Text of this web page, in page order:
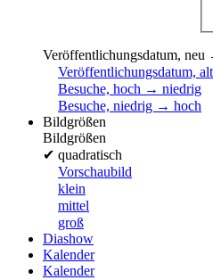
Veröffentlichungsdatum,
Veröffentlichungsdatum,
Besuche, hoch → niedrig
Besuche, niedrig → hoch
Bildgrößen
Bildgrößen
✔ quadratisch
Vorschaubild
klein
mittel
groß
Diashow
Kalender
Kalender